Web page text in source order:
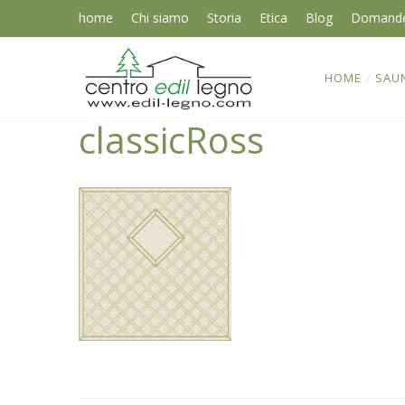
home Chi siamo Storia Etica Blog
HOME /
classicRoss